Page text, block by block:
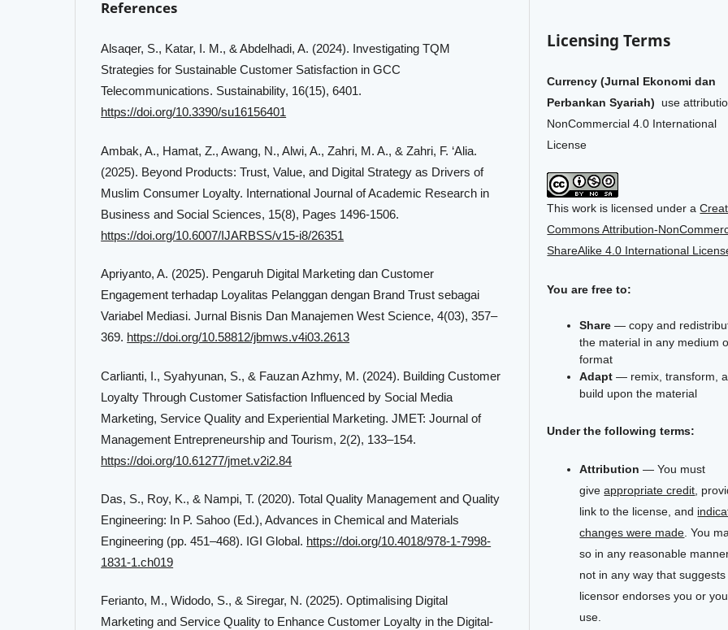
References
Alsaqer, S., Katar, I. M., & Abdelhadi, A. (2024). Investigating TQM
Strategies for Sustainable Customer Satisfaction in GCC
Telecommunications. Sustainability, 16(15), 6401.
https://doi.org/10.3390/su16156401
Ambak, A., Hamat, Z., Awang, N., Alwi, A., Zahri, M. A., & Zahri, F. ‘Alia.
(2025). Beyond Products: Trust, Value, and Digital Strategy as Drivers of
Muslim Consumer Loyalty. International Journal of Academic Research in
Business and Social Sciences, 15(8), Pages 1496-1506.
https://doi.org/10.6007/IJARBSS/v15-i8/26351
Apriyanto, A. (2025). Pengaruh Digital Marketing dan Customer
Engagement terhadap Loyalitas Pelanggan dengan Brand Trust sebagai
Variabel Mediasi. Jurnal Bisnis Dan Manajemen West Science, 4(03), 357–
369. https://doi.org/10.58812/jbmws.v4i03.2613
Carlianti, I., Syahyunan, S., & Fauzan Azhmy, M. (2024). Building Customer
Loyalty Through Customer Satisfaction Influenced by Social Media
Marketing, Service Quality and Experiential Marketing. JMET: Journal of
Management Entrepreneurship and Tourism, 2(2), 133–154.
https://doi.org/10.61277/jmet.v2i2.84
Das, S., Roy, K., & Nampi, T. (2020). Total Quality Management and Quality
Engineering: In P. Sahoo (Ed.), Advances in Chemical and Materials
Engineering (pp. 451–468). IGI Global. https://doi.org/10.4018/978-1-7998-
1831-1.ch019
Ferianto, M., Widodo, S., & Siregar, N. (2025). Optimalising Digital
Marketing and Service Quality to Enhance Customer Loyalty in the Digital-
Licensing Terms
Currency (Jurnal Ekonomi dan
Perbankan Syariah)
use
NonCommercial 4.0 International
License
This work is licensed under a
Commons Attribution-
ShareAlike 4.0 International
You are free to:
Share — copy and
the material in any medium
format
Adapt — remix, transform,
build upon the material
Under the following terms:
Attribution — You must
giveappropriate credit,
link to the license, and
changes were made. You
so in any reasonable
not in any way that
licensor endorses you or
use.